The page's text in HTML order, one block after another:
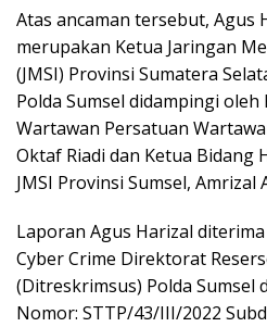
Atas ancaman tersebut, Agus
merupakan Ketua Jaringan
(JMSI) Provinsi Sumatera
Polda Sumsel didampingi oleh
Wartawan Persatuan
Oktaf Riadi dan Ketua Bidang
JMSI Provinsi Sumsel, Amrizal
Laporan Agus Harizal
Cyber Crime Direktorat
(Ditreskrimsus) Polda Sumsel
Nomor: STTP/43/III/2022